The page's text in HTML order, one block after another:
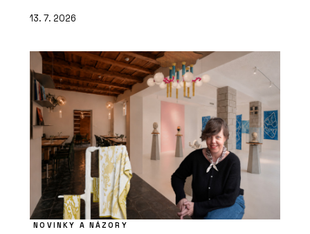
13. 7. 2026
NOVINKY A NÁZORY